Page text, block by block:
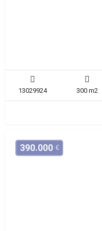
13029924 300 m2
390.000 €